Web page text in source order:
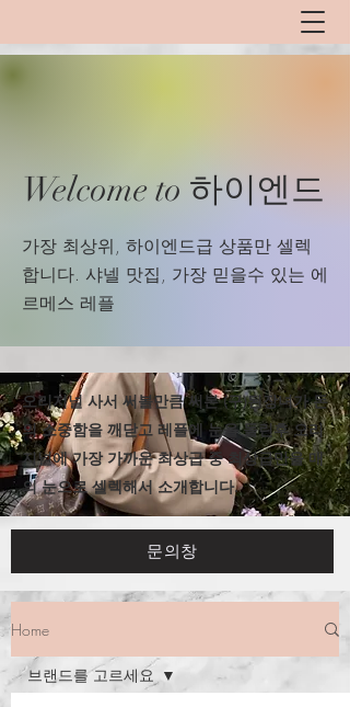
Welcome to 하이엔드
​가장 최상위, 하이엔드급 상품만 셀렉
합니다. 샤넬 맛집, 가장 믿을수 있는 에
르메스 레플
​오리지널 사서 써볼만큼 써본 (구)된장녀가 돈
의 소중함을 깨닫고 레플에 눈을 돌린후 오리
지널에 가장 가까운 최상급 중 최상급만을 매
의 눈으로 셀렉해서 소개합니다.
문의창
Home
브랜드를 고르세요